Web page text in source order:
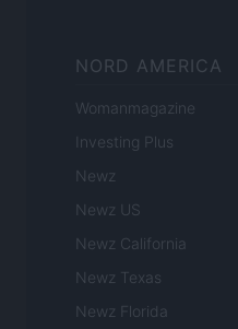
NORD AMERICA
Womanmagazine
Investing Plus
Newz
Newz US
Newz California
Newz Texas
Newz Florida